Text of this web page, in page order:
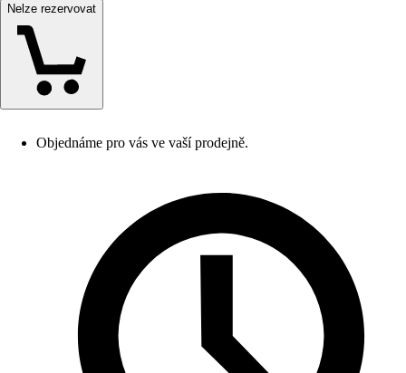
Nelze rezervovat
Objednáme pro vás ve vaší prodejně.